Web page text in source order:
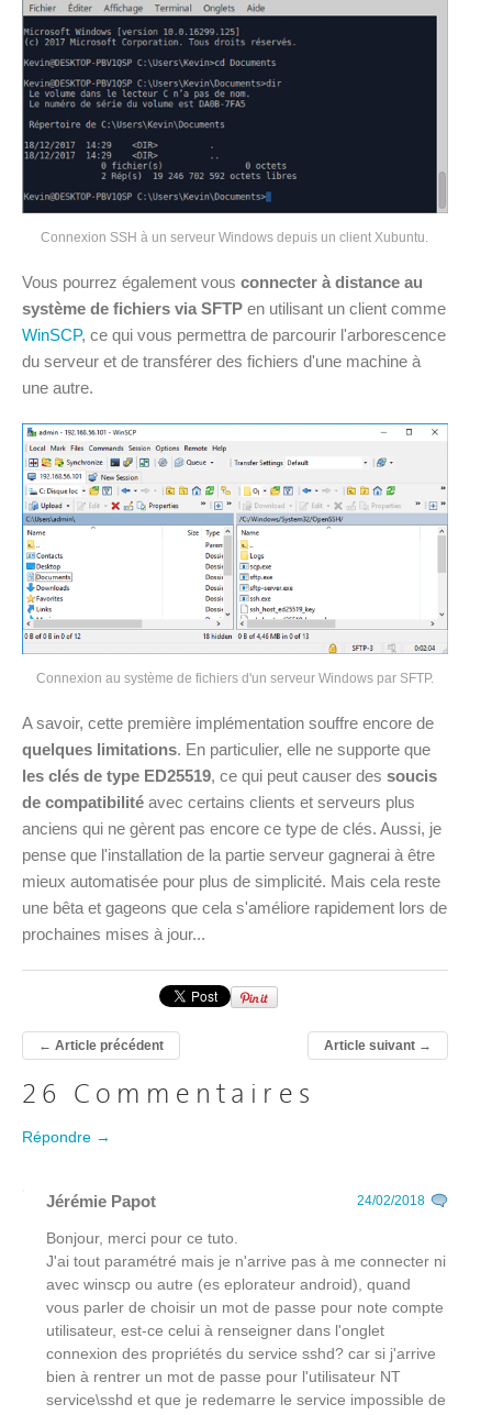
Connexion SSH à un serveur Windows depuis un client Xubuntu.
Vous pourrez également vous connecter à distance au
système de fichiers via SFTP en utilisant un client comme
WinSCP, ce qui vous permettra de parcourir l'arborescence
du serveur et de transférer des fichiers d'une machine à
une autre.
Connexion au système de fichiers d'un serveur Windows par SFTP.
A savoir, cette première implémentation souffre encore de
quelques limitations. En particulier, elle ne supporte que
les clés de type ED25519, ce qui peut causer des soucis
de compatibilité avec certains clients et serveurs plus
anciens qui ne gèrent pas encore ce type de clés. Aussi, je
pense que l'installation de la partie serveur gagnerai à être
mieux automatisée pour plus de simplicité. Mais cela reste
une bêta et gageons que cela s'améliore rapidement lors de
prochaines mises à jour...
← Article précédent Article suivant→
26 Commentaires
Répondre →
Jérémie Papot 24/02/2018
Bonjour, merci pour ce tuto.
J'ai tout paramétré mais je n'arrive pas à me connecter ni
avec winscp ou autre (es eplorateur android), quand
vous parler de choisir un mot de passe pour note compte
utilisateur, est-ce celui à renseigner dans l'onglet
connexion des propriétés du service sshd? car si j'arrive
bien à rentrer un mot de passe pour l'utilisateur NT
service\sshd et que je redemarre le service impossible de